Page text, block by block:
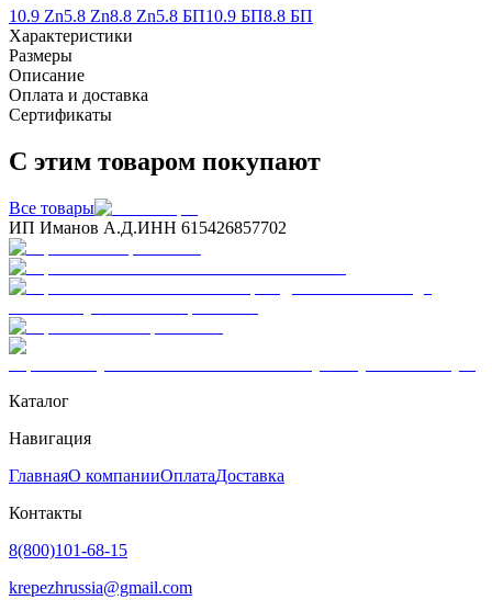
10.9 Zn5.8 Zn8.8 Zn5.8 БП10.9 БП8.8 БП
Характеристики
Размеры
Описание
Оплата и доставка
Сертификаты
С этим товаром покупают
Все товары
ИП Иманов А.Д.ИНН 615426857702
Каталог
Навигация
ГлавнаяО компанииОплатаДоставка
Контакты
8(800)101-68-15
krepezhrussia@gmail.com